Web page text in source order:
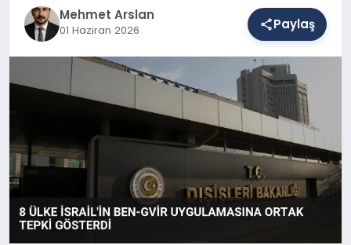
EĞITIM
DÜNYA
Mehmet Arslan
01 Haziran 2026 Paylaş